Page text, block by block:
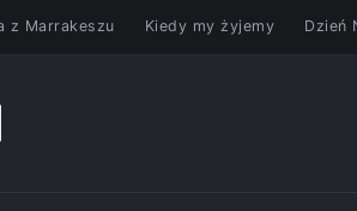
z Marrakeszu Kiedy my żyjemy Dzień